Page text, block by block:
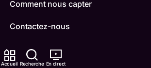
Accueil Recherche En direct
Comment nous capter
Contactez-nous
ONFR